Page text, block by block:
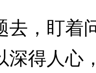
，盯着
深得人心